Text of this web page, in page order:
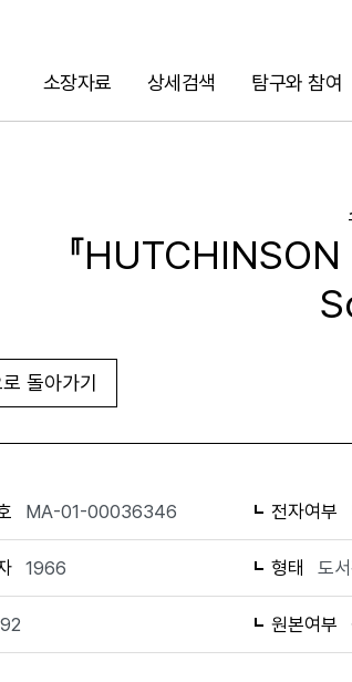
소장자료 상세검색 탐구와 참여
검색
『
돌아가기
MA-01-00036346 전자여부
1966 형태 도
원본여부